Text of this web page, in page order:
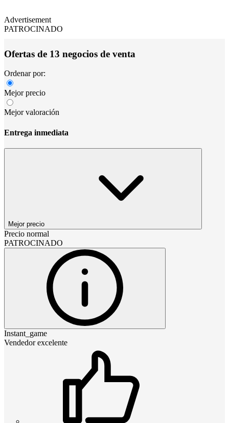
Advertisement
PATROCINADO
Ofertas de 13 negocios de venta
Ordenar por:
Mejor precio
Mejor valoración
Entrega inmediata
Mejor precio
Precio normal
PATROCINADO
Instant_game
Vendedor excelente